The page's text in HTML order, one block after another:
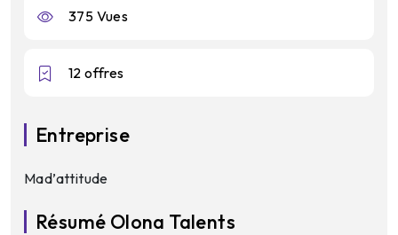
375 Vues
12 offres
Entreprise
Mad’attitude
Résumé Olona Talents